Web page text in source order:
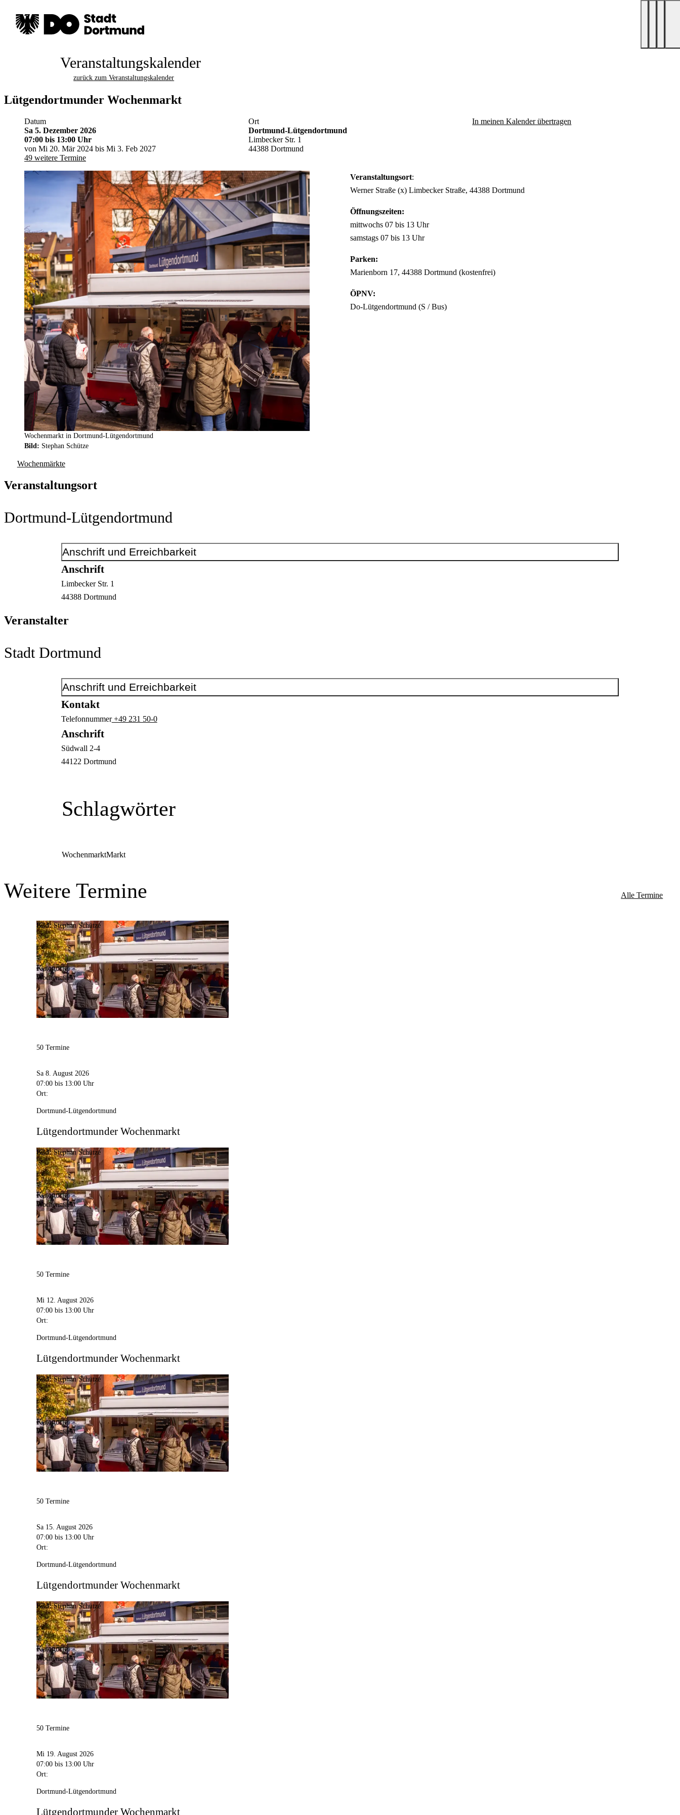
Veranstaltungskalender
zurück zum Veranstaltungskalender
Lütgendortmunder Wochenmarkt
Datum
Sa 5. Dezember 2026
07:00 bis 13:00 Uhr
von Mi 20. Mär 2024 bis Mi 3. Feb 2027
49 weitere Termine
Ort
Dortmund-Lütgendortmund
Limbecker Str. 1
44388 Dortmund
In meinen Kalender übertragen
Wochenmarkt in Dortmund-Lütgendortmund
Bild: Stephan Schütze
Veranstaltungsort:
Werner Straße (x) Limbecker Straße, 44388 Dortmund
Öffnungszeiten:
mittwochs 07 bis 13 Uhr
samstags 07 bis 13 Uhr
Parken:
Marienborn 17, 44388 Dortmund (kostenfrei)
ÖPNV:
Do-Lütgendortmund (S / Bus)
Wochenmärkte
Veranstaltungsort
Dortmund-Lütgendortmund
Anschrift und Erreichbarkeit
Anschrift
Limbecker Str. 1
44388 Dortmund
Veranstalter
Stadt Dortmund
Anschrift und Erreichbarkeit
Kontakt
Telefonnummer+49 231 50-0
Anschrift
Südwall 2-4
44122 Dortmund
Schlagwörter
WochenmarktMarkt
Weitere Termine Alle Termine
Bild: Stephan Schütze
Kategorie:
Wochenmarkt
50 Termine
Sa 8. August 2026
07:00 bis 13:00 Uhr
Ort:
Dortmund-Lütgendortmund
Lütgendortmunder Wochenmarkt
Bild: Stephan Schütze
Kategorie:
Wochenmarkt
50 Termine
Mi 12. August 2026
07:00 bis 13:00 Uhr
Ort:
Dortmund-Lütgendortmund
Lütgendortmunder Wochenmarkt
Bild: Stephan Schütze
Kategorie:
Wochenmarkt
50 Termine
Sa 15. August 2026
07:00 bis 13:00 Uhr
Ort:
Dortmund-Lütgendortmund
Lütgendortmunder Wochenmarkt
Bild: Stephan Schütze
Kategorie:
Wochenmarkt
50 Termine
Mi 19. August 2026
07:00 bis 13:00 Uhr
Ort:
Dortmund-Lütgendortmund
Lütgendortmunder Wochenmarkt